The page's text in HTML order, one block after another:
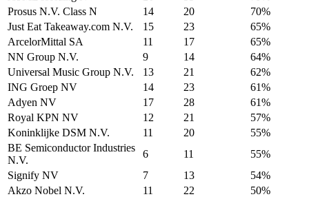
Prosus N.V. Class N
14 20
70%
Just Eat Takeaway.com N.V.
15 23
65%
ArcelorMittal SA
11 17
65%
NN Group N.V.
9 14
64%
Universal Music Group N.V.
13 21
62%
ING Groep NV
14 23
61%
Adyen NV
17 28
61%
Royal KPN NV
12 21
57%
Koninklijke DSM N.V.
11 20
55%
BE Semiconductor Industries
N.V.
6 11
55%
Signify NV
7 13
54%
Akzo Nobel N.V.
11 22
50%